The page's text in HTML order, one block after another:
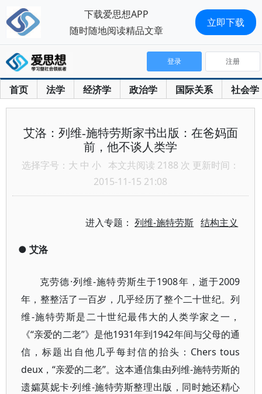
首页 法学 经济学 政治学 国际关系 社会学
登录 注册
艾洛：列维-施特劳斯家书出版：在爸妈面
前，他不谈人类学
选择字号： 大 中 小 本文共阅读 2188 次 更新时间：
2015-11-15 21:08
进入专题：列维-施特劳斯 结构主义
● 艾洛
克劳德·列维-施特劳斯生于1908年，逝于2009
年，整整活了一百岁，几乎经历了整个二十世纪。列
维-施特劳斯是二十世纪最伟大的人类学家之一，
《“亲爱的二老”》是他1931年到1942年间与父母的通
信，标题出自他几乎每封信的抬头：Chers tous
deux，“亲爱的二老”。这本通信集由列维-施特劳斯的
遗孀莫妮卡·列维-施特劳斯整理出版，同时她还精心
下载爱思想APP
随时随地阅读精品文章
立即下载